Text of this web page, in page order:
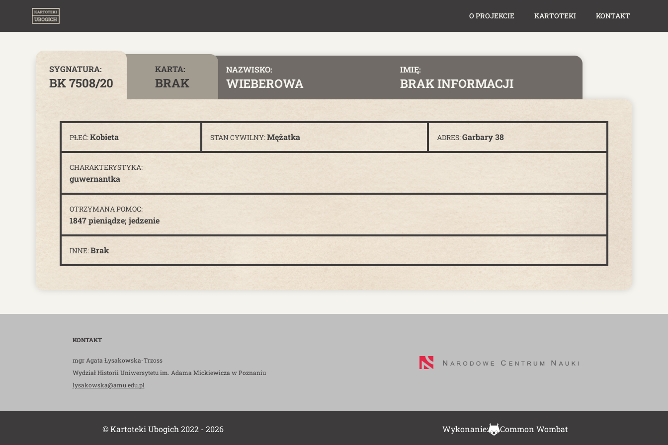
O PROJEKCIE KARTOTEKI KONTAKT
SYGNATURA:
BK 7508/20
KARTA:
BRAK
NAZWISKO:
WIEBEROWA
IMIĘ:
BRAK INFORMACJI
PŁEĆ:Kobieta STAN CYWILNY:Mężatka ADRES:Garbary 38
CHARAKTERYSTYKA:
guwernantka
OTRZYMANA POMOC:
1847 pieniądze; jedzenie
INNE:Brak
KONTAKT
mgr Agata Łysakowska-Trzoss
Wydział Historii Uniwersytetu im. Adama Mickiewicza w Poznaniu
lysakowska@amu.edu.pl
© Kartoteki Ubogich 2022 - 2026 Wykonanie: Common Wombat